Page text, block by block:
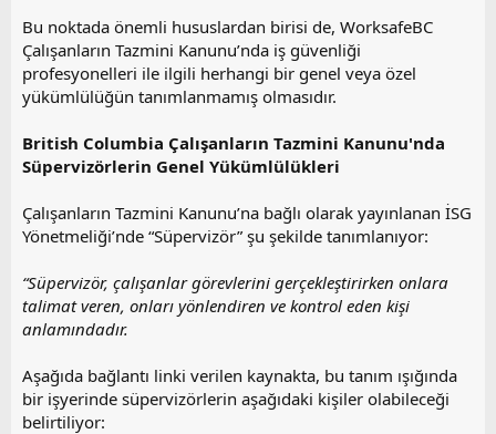
Bu noktada önemli hususlardan birisi de, WorksafeBC
Çalışanların Tazmini Kanunu’nda iş güvenliği
profesyonelleri ile ilgili herhangi bir genel veya özel
yükümlülüğün tanımlanmamış olmasıdır.
British Columbia Çalışanların Tazmini Kanunu'nda
Süpervizörlerin Genel Yükümlülükleri
Çalışanların Tazmini Kanunu’na bağlı olarak yayınlanan İSG
Yönetmeliği’nde “Süpervizör” şu şekilde tanımlanıyor:
“Süpervizör, çalışanlar görevlerini gerçekleştirirken onlara
talimat veren, onları yönlendiren ve kontrol eden kişi
anlamındadır.
Aşağıda bağlantı linki verilen kaynakta, bu tanım ışığında
bir işyerinde süpervizörlerin aşağıdaki kişiler olabileceği
belirtiliyor: